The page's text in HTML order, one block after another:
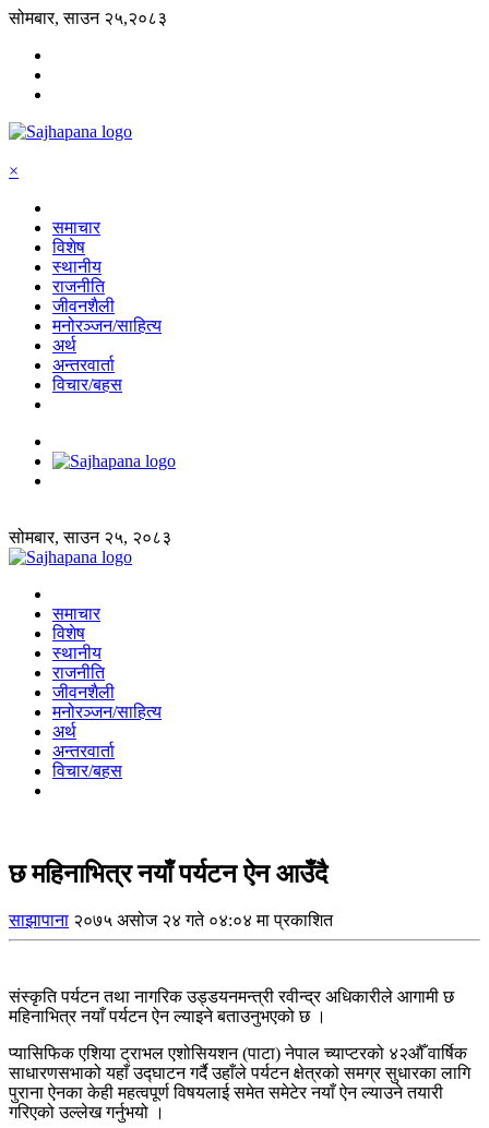
सोमबार, साउन २५,२०८३
×
समाचार
विशेष
स्थानीय
राजनीति
जीवनशैली
मनोरञ्जन/साहित्य
अर्थ
अन्तरवार्ता
विचार/बहस
सोमबार, साउन २५, २०८३
समाचार
विशेष
स्थानीय
राजनीति
जीवनशैली
मनोरञ्जन/साहित्य
अर्थ
अन्तरवार्ता
विचार/बहस
छ महिनाभित्र नयाँ पर्यटन ऐन आउँदै
साझापाना २०७५ असोज २४ गते ०४:०४ मा प्रकाशित
संस्कृति पर्यटन तथा नागरिक उड्डयनमन्त्री रवीन्द्र अधिकारीले आगामी छ
महिनाभित्र नयाँ पर्यटन ऐन ल्याइने बताउनुभएको छ ।
प्यासिफिक एशिया ट्राभल एशोसियशन (पाटा) नेपाल च्याप्टरको ४२औँ वार्षिक
साधारणसभाको यहाँ उद्घाटन गर्दै उहाँले पर्यटन क्षेत्रको समग्र सुधारका लागि
पुराना ऐनका केही महत्वपूर्ण विषयलाई समेत समेटेर नयाँ ऐन ल्याउने तयारी
गरिएको उल्लेख गर्नुभयो ।